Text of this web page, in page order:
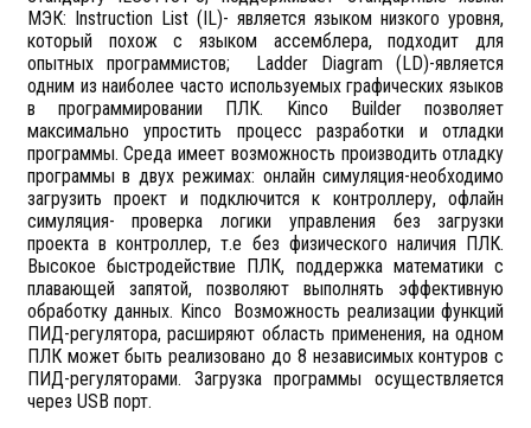
МЭК: Instruction List (IL)- является языком низкого уровня,
который похож с языком ассемблера, подходит для
опытных программистов; Ladder Diagram (LD)-является
одним из наиболее часто используемых графических языков
в программировании ПЛК. Kinco Builder позволяет
максимально упростить процесс разработки и отладки
программы. Среда имеет возможность производить отладку
программы в двух режимах: онлайн симуляция-необходимо
загрузить проект и подключится к контроллеру, офлайн
симуляция- проверка логики управления без загрузки
проекта в контроллер, т.е без физического наличия ПЛК.
Высокое быстродействие ПЛК, поддержка математики с
плавающей запятой, позволяют выполнять эффективную
обработку данных. Kinco Возможность реализации функций
ПИД-регулятора, расширяют область применения, на одном
ПЛК может быть реализовано до 8 независимых контуров с
ПИД-регуляторами. Загрузка программы осуществляется
через USB порт.